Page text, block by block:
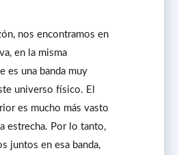
nos encontramos en
en la misma
es una banda muy
universo físico. El
es mucho más vasto
estrecha. Por lo tanto,
juntos en esa banda,